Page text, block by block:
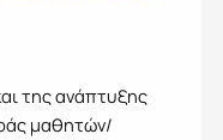
της ανάπτυξης
μαθητών/